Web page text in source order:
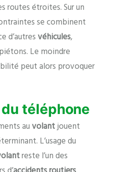
routes étroites. Sur un
se combinent
d’autresvéhicules,
Le moindre
peut alors provoquer
du téléphone
auvolantjouent
L’usage du
reste l’un des